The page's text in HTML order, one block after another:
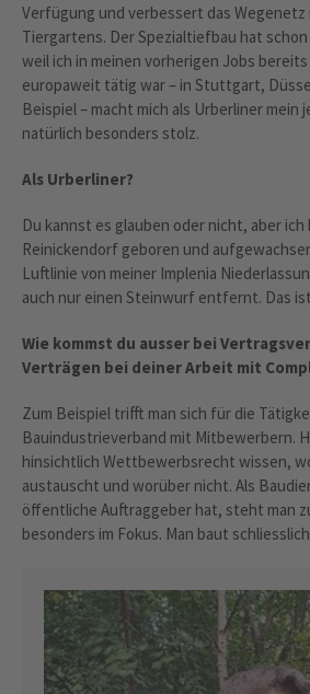
Verfügung und verbessert das Wegenetz
Tiergartens. Der Spezialtiefbau hat
weil ich in meinen vorherigen Jobs
europaweit tätig war – in Stuttgart,
Beispiel – macht mich als Urberliner mein
natürlich besonders stolz.
Als Urberliner?
Du kannst es glauben oder nicht, aber ich
Reinickendorf geboren und
Luftlinie von meiner Implenia
auch nur einen Steinwurf entfernt. Das
Wie kommst du ausser bei
Verträgen bei deiner Arbeit mit
Zum Beispiel trifft man sich für die
Bauindustrieverband mit Mitbewerbern.
hinsichtlich Wettbewerbsrecht wissen,
austauscht und worüber nicht. Als
öffentliche Auftraggeber hat, steht man
besonders im Fokus. Man baut